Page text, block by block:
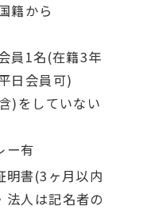
籍から
員1名(在籍3年
日会員可)
)をしていない
ー有
明書(3ヶ月以内
法人は記名者の